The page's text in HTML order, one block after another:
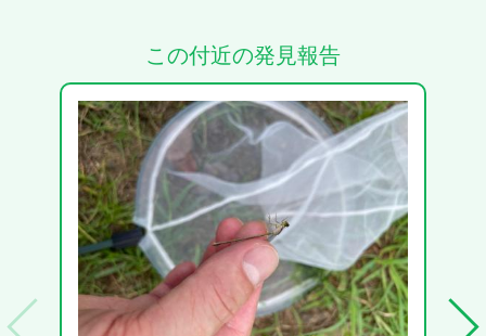
この付近の発見報告